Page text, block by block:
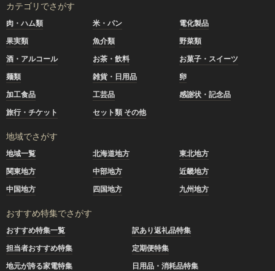
カテゴリでさがす
肉・ハム類 米・パン
電化製品
果実類
魚介類
野菜類
酒・アルコール
お茶・飲料
お菓子・スイーツ
麺類
雑貨・日用品
卵
加工食品
工芸品
感謝状・記念品
旅行・チケット
セット類 その他
地域でさがす
地域一覧 北海道地方
東北地方
関東地方
中部地方
近畿地方
中国地方
四国地方 九州地方
おすすめ特集でさがす
おすすめ特集一覧
訳あり返礼品特集
担当者おすすめ特集
定期便特集
地元が誇る家電特集
日用品・消耗品特集